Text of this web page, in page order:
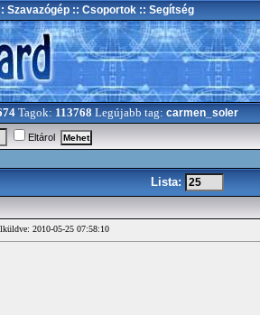
Szavazógép :: Csoportok :: Segítség
Tagok: 113768 Legújabb tag: carmen_soler
Eltárol
Lista:
2010-05-25 07:58:10